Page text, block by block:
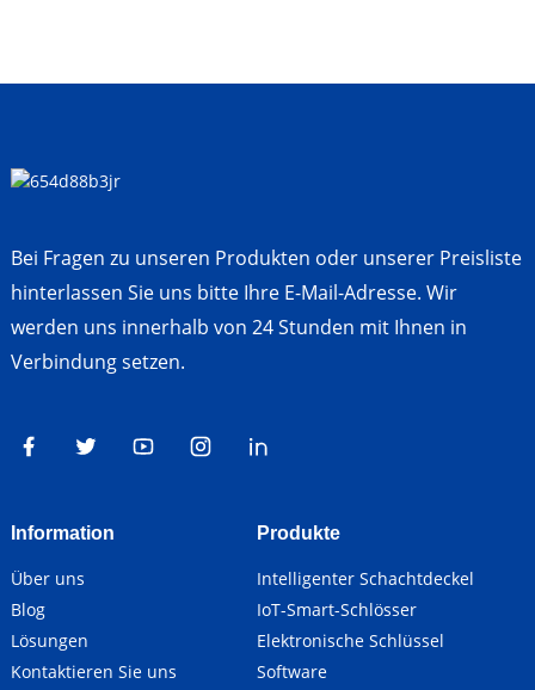
Bei Fragen zu unseren Produkten oder unserer Preisliste
hinterlassen Sie uns bitte Ihre E-Mail-Adresse. Wir
werden uns innerhalb von 24 Stunden mit Ihnen in
Verbindung setzen.
Information
Über uns
Blog
Lösungen
Kontaktieren Sie uns
Produkte
Intelligenter Schachtdeckel
IoT-Smart-Schlösser
Elektronische Schlüssel
Software